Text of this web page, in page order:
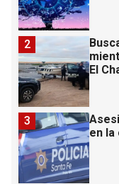
El
2
en la
3